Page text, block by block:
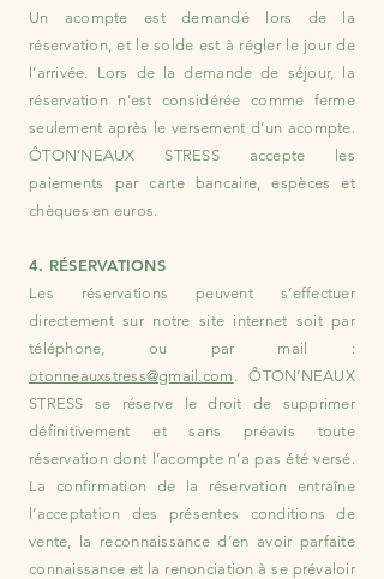
Un acompte est demandé lors de la
réservation, et le solde est à régler le jour de
l’arrivée. Lors de la demande de séjour, la
réservation n’est considérée comme ferme
seulement après le versement d’un acompte.
ÔTON’NEAUX STRESS accepte les
paiements par carte bancaire, espèces et
chèques en euros.
4. RÉSERVATIONS
Les réservations peuvent s’effectuer
directement sur notre site internet soit par
téléphone, ou par mail :
otonneauxstress@gmail.com . ÔTON’NEAUX
STRESS se réserve le droit de supprimer
définitivement et sans préavis toute
réservation dont l’acompte n’a pas été versé.
La confirmation de la réservation entraîne
l’acceptation des présentes conditions de
vente, la reconnaissance d’en avoir parfaite
connaissance et la renonciation à se prévaloir